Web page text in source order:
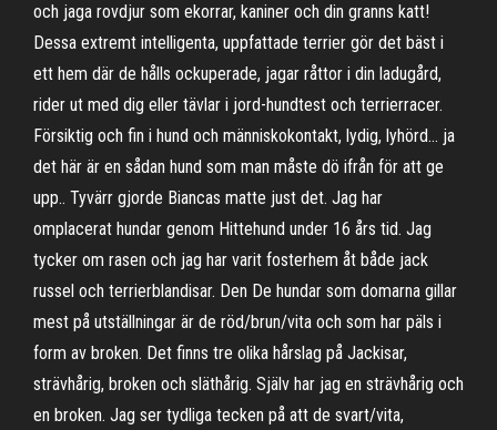
och jaga rovdjur som ekorrar, kaniner och din granns katt!
Dessa extremt intelligenta, uppfattade terrier gör det bäst i
ett hem där de hålls ockuperade, jagar råttor i din ladugård,
rider ut med dig eller tävlar i jord-hundtest och terrierracer.
Försiktig och fin i hund och människokontakt, lydig, lyhörd… ja
det här är en sådan hund som man måste dö ifrån för att ge
upp.. Tyvärr gjorde Biancas matte just det. Jag har
omplacerat hundar genom Hittehund under 16 års tid. Jag
tycker om rasen och jag har varit fosterhem åt både jack
russel och terrierblandisar. Den De hundar som domarna gillar
mest på utställningar är de röd/brun/vita och som har päls i
form av broken. Det finns tre olika hårslag på Jackisar,
strävhårig, broken och släthårig. Själv har jag en strävhårig och
en broken. Jag ser tydliga tecken på att de svart/vita,